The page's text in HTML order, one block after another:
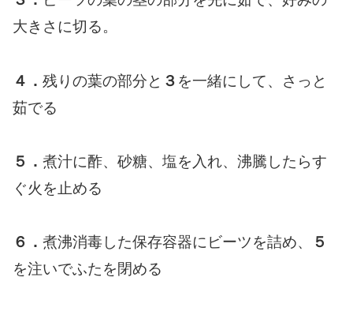
大きさに切る。
４． 残りの葉の部分と ３ を一緒にして、さっと
茹でる
５． 煮汁に酢、砂糖、塩を入れ、沸騰したらす
ぐ火を止める
６． 煮沸消毒した保存容器にビーツを詰め、
５
を注いでふたを閉める